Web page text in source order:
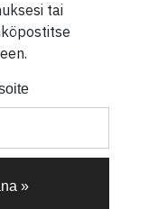
tai
»